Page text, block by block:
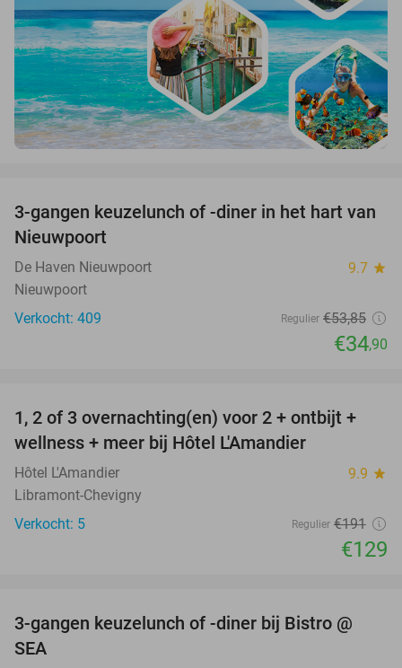
35%
3-gangen keuzelunch of -diner in het hart van
Nieuwpoort
De Haven Nieuwpoort 9.7 star
Nieuwpoort
Verkocht: 409
Regulier €53,85
€34,90
32%
TODAY
1, 2 of 3 overnachting(en) voor 2 + ontbijt +
wellness + meer bij Hôtel L'Amandier
Hôtel L'Amandier 9.9 star
Libramont-Chevigny
Verkocht: 5
Regulier €191
€129
36%
3-gangen keuzelunch of -diner bij Bistro @
SEA